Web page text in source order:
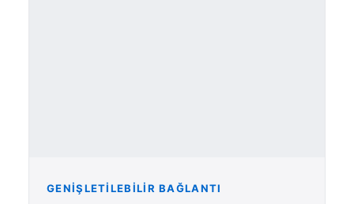
GENIŞLETILEBILIR BAĞLANTI